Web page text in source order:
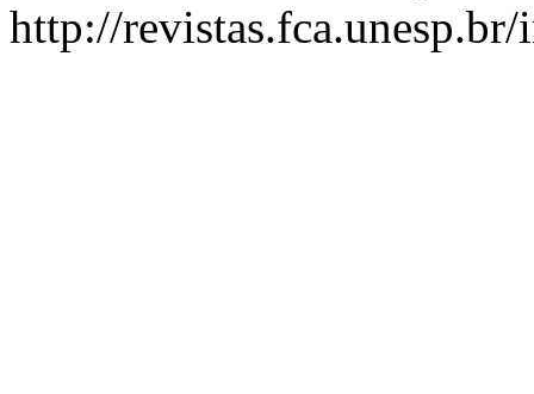
http://